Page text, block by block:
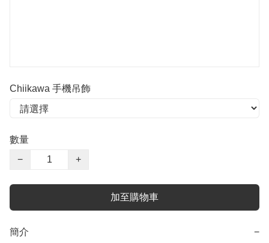
Chiikawa 手機吊飾
數量
−
+
加至購物車
簡介 −